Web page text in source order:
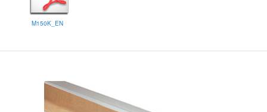
M150K_EN